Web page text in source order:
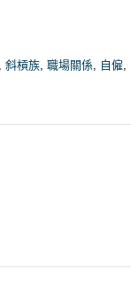
,斜槓族,職場關係, 自僱,